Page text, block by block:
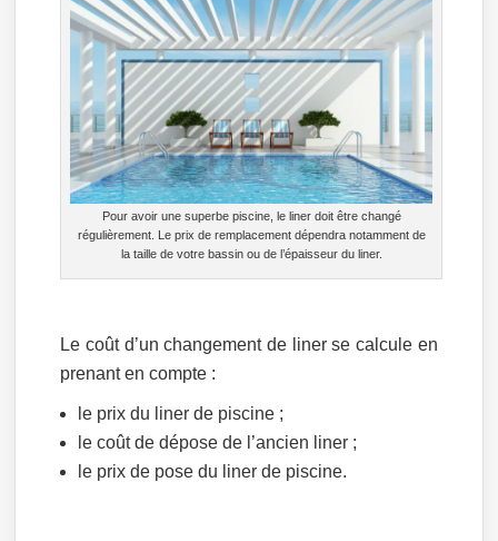
Pour avoir une superbe piscine, le liner doit être changé
régulièrement. Le prix de remplacement dépendra notamment de
la taille de votre bassin ou de l’épaisseur du liner.
Le coût d’un changement de liner se calcule en
prenant en compte :
le prix du liner de piscine ;
le coût de dépose de l’ancien liner ;
le prix de pose du liner de piscine.